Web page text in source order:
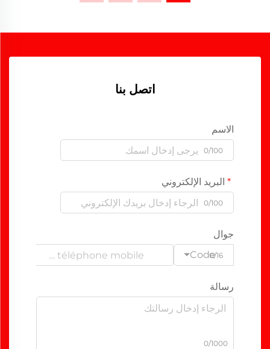
اتصل بنا
الاسم
0/100
البريد الإلكتروني
0/100
جوال
Code0/16
رسالة
0/1000